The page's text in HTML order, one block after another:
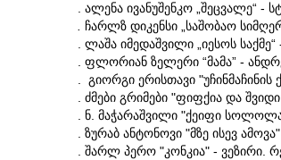
. ალენა ივანუშენკო „შეცვალე“ -
. ჩარლზ დიკენსი „საშობაო
. ლაშა იმედაშვილი „იესოს
. ფლორიან ზელერი “მამა” -
. გიორგი ერისთავი
. ძმები გრიმები "ფიფქია და
. ნ. მაჭარაშვილი "ქეიფი
. ზურაბ ანტონოვი "მზე ისევ
. შარლ პერო "კონკია" - ვეზირი.